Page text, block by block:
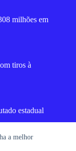
a melhor
milhões em
tiros à
estadual
com voos